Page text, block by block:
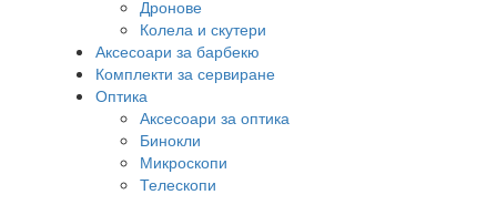
Дронове
Колела и скутери
Аксесоари за барбекю
Комплекти за сервиране
Оптика
Аксесоари за оптика
Бинокли
Микроскопи
Телескопи